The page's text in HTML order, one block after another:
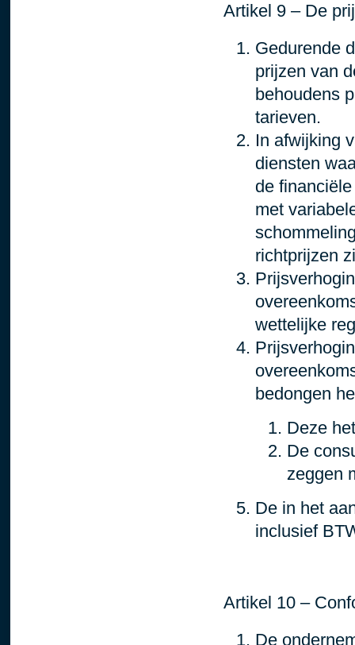
Artikel 9 – De
Gedurende
prijzen van
behoudens
tarieven.
In afwijking
diensten
de
met
richtprijzen
wettelijke
bedongen
Deze
De
zeggen
De in het
inclusief
Artikel 10 –
De